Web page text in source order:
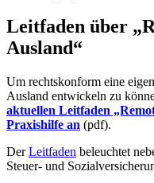
Leitfaden über
Ausland“
Um rechtskonform eine
Ausland entwickeln zu
aktuellen Leitfaden
Praxishilfe an (pdf).
DerLeitfaden beleuchtet
Steuer- und